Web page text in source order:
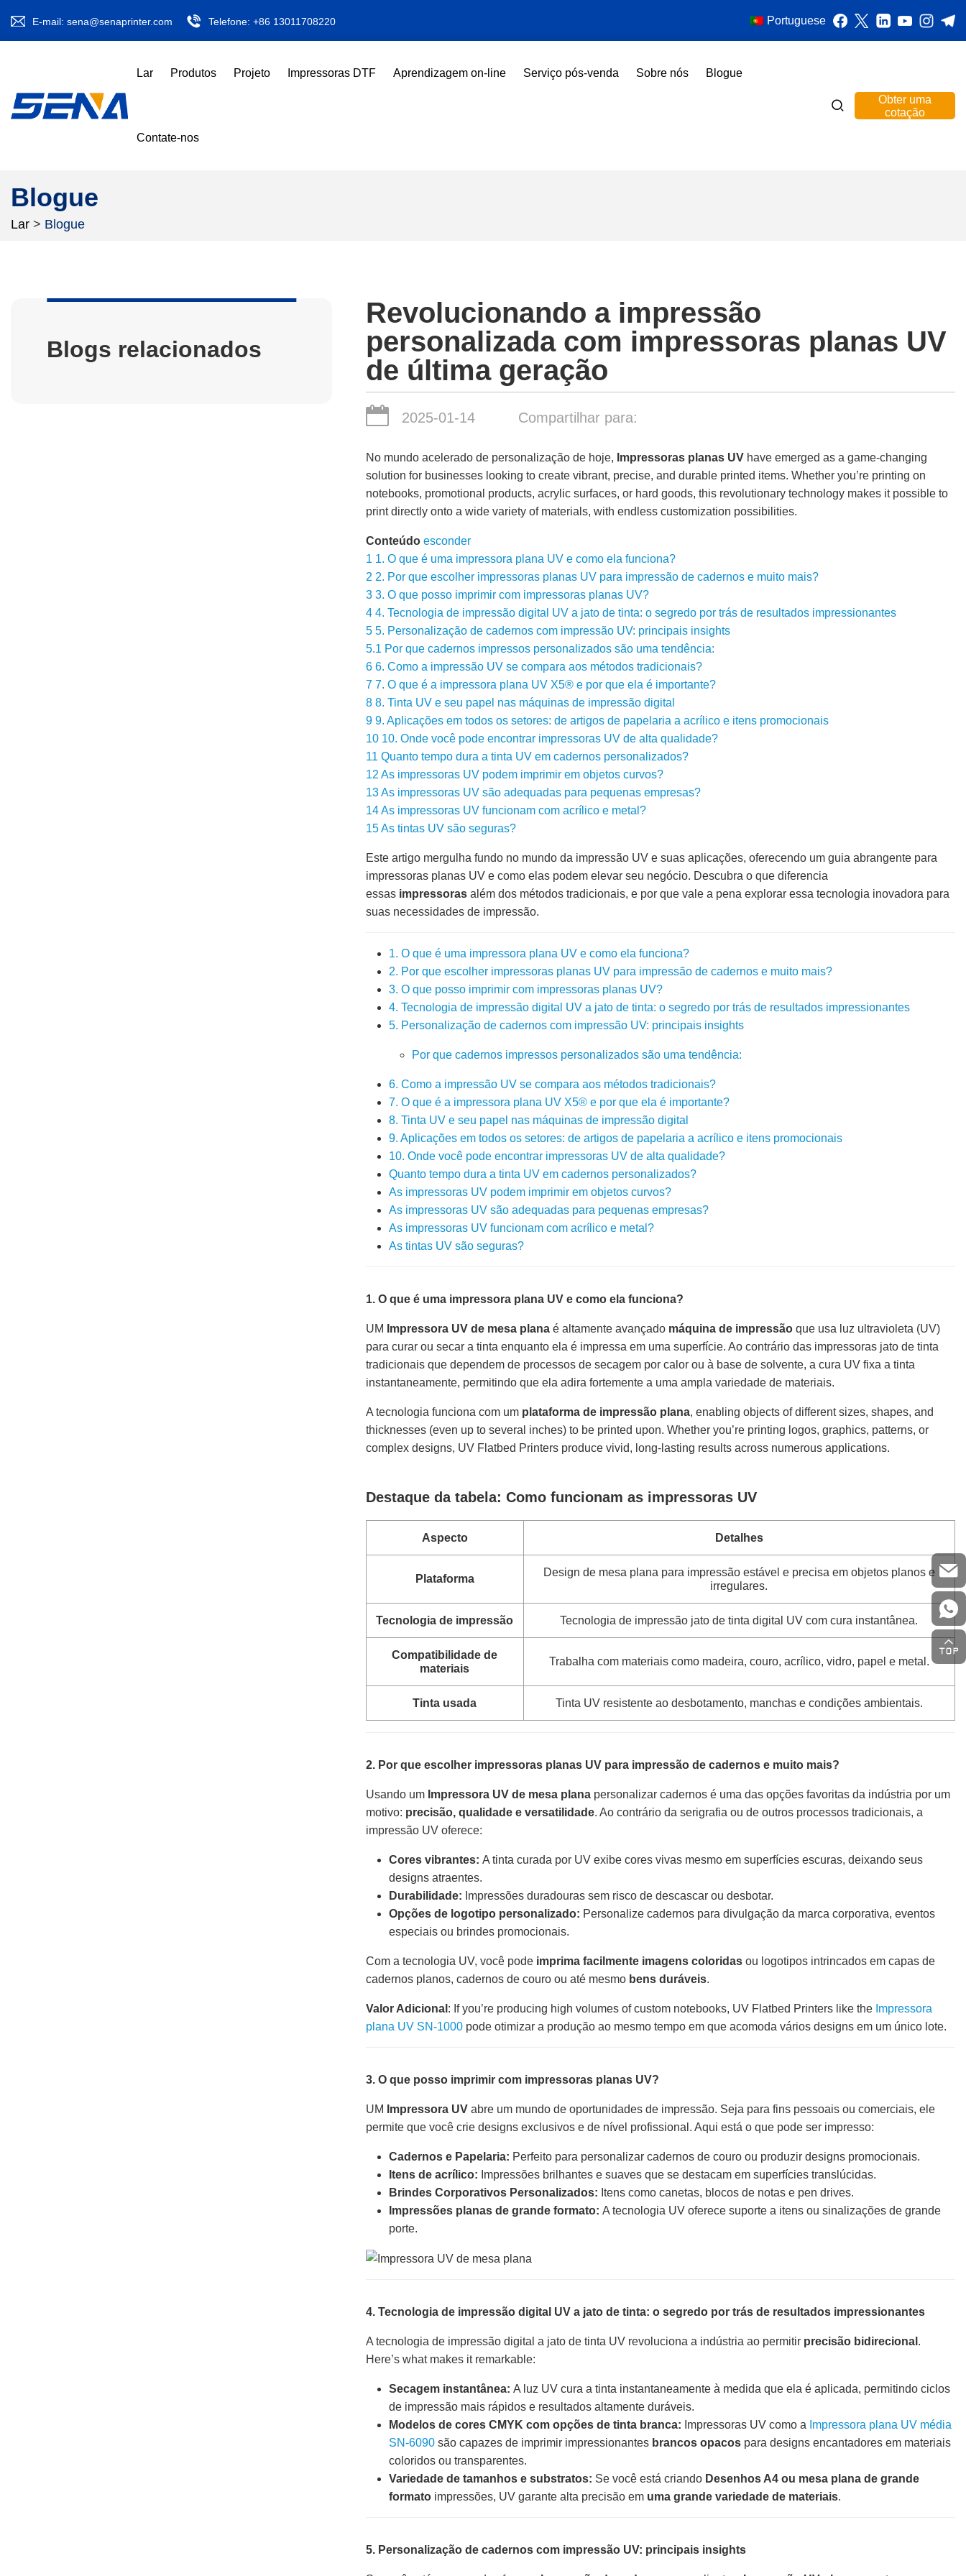
E-mail: sena@senaprinter.com Telefone: +86 13011708220 Portuguese
Lar Produtos Projeto Impressoras DTF Aprendizagem on-line Serviço pós-venda Sobre nós Blogue
Contate-nos
Obter uma
cotação
Blogue
Lar > Blogue
Blogs relacionados
Revolucionando a impressão
personalizada com impressoras planas UV
de última geração
2025-01-14 Compartilhar para:
No mundo acelerado de personalização de hoje, Impressoras planas UVhave emerged as a game-changing
solution for businesses looking to create vibrant, precise, and durable printed items. Whether you’re printing on
notebooks, promotional products, acrylic surfaces, or hard goods, this revolutionary technology makes it possible to
print directly onto a wide variety of materials, with endless customization possibilities.
Conteúdo esconder
1 1. O que é uma impressora plana UV e como ela funciona?
2 2. Por que escolher impressoras planas UV para impressão de cadernos e muito mais?
3 3. O que posso imprimir com impressoras planas UV?
4 4. Tecnologia de impressão digital UV a jato de tinta: o segredo por trás de resultados impressionantes
5 5. Personalização de cadernos com impressão UV: principais insights
5.1 Por que cadernos impressos personalizados são uma tendência:
6 6. Como a impressão UV se compara aos métodos tradicionais?
7 7. O que é a impressora plana UV X5® e por que ela é importante?
8 8. Tinta UV e seu papel nas máquinas de impressão digital
9 9. Aplicações em todos os setores: de artigos de papelaria a acrílico e itens promocionais
10 10. Onde você pode encontrar impressoras UV de alta qualidade?
11 Quanto tempo dura a tinta UV em cadernos personalizados?
12 As impressoras UV podem imprimir em objetos curvos?
13As impressoras UV são adequadas para pequenas empresas?
14As impressoras UV funcionam com acrílico e metal?
15As tintas UV são seguras?
Este artigo mergulha fundo no mundo da impressão UV e suas aplicações, oferecendo um guia abrangente para
impressoras planas UV e como elas podem elevar seu negócio. Descubra o que diferencia
essas impressorasalém dos métodos tradicionais, e por que vale a pena explorar essa tecnologia inovadora para
suas necessidades de impressão.
1. O que é uma impressora plana UV e como ela funciona?
2. Por que escolher impressoras planas UV para impressão de cadernos e muito mais?
3. O que posso imprimir com impressoras planas UV?
4. Tecnologia de impressão digital UV a jato de tinta: o segredo por trás de resultados impressionantes
5. Personalização de cadernos com impressão UV: principais insights
Por que cadernos impressos personalizados são uma tendência:
6. Como a impressão UV se compara aos métodos tradicionais?
7. O que é a impressora plana UV X5® e por que ela é importante?
8. Tinta UV e seu papel nas máquinas de impressão digital
9. Aplicações em todos os setores: de artigos de papelaria a acrílico e itens promocionais
10. Onde você pode encontrar impressoras UV de alta qualidade?
Quanto tempo dura a tinta UV em cadernos personalizados?
As impressoras UV podem imprimir em objetos curvos?
As impressoras UV são adequadas para pequenas empresas?
As impressoras UV funcionam com acrílico e metal?
As tintas UV são seguras?
1. O que é uma impressora plana UV e como ela funciona?
UM Impressora UV de mesa planaé altamente avançado máquina de impressãoque usa luz ultravioleta (UV)
para curar ou secar a tinta enquanto ela é impressa em uma superfície. Ao contrário das impressoras jato de tinta
tradicionais que dependem de processos de secagem por calor ou à base de solvente, a cura UV fixa a tinta
instantaneamente, permitindo que ela adira fortemente a uma ampla variedade de materiais.
A tecnologia funciona com um plataforma de impressão plana, enabling objects of different sizes, shapes, and
thicknesses (even up to several inches) to be printed upon. Whether you’re printing logos, graphics, patterns, or
complex designs, UV Flatbed Printers produce vivid, long-lasting results across numerous applications.
Destaque da tabela: Como funcionam as impressoras UV
Aspecto Detalhes
Plataforma
Design de mesa plana para impressão estável e precisa em objetos planos e
irregulares.
Tecnologia de impressão Tecnologia de impressão jato de tinta digital UV com cura instantânea.
Compatibilidade de
materiais
Trabalha com materiais como madeira, couro, acrílico, vidro, papel e metal.
Tinta usada Tinta UV resistente ao desbotamento, manchas e condições ambientais.
2. Por que escolher impressoras planas UV para impressão de cadernos e muito mais?
Usando um Impressora UV de mesa planapersonalizar cadernos é uma das opções favoritas da indústria por um
motivo: precisão, qualidade e versatilidade. Ao contrário da serigrafia ou de outros processos tradicionais, a
impressão UV oferece:
Cores vibrantes: A tinta curada por UV exibe cores vivas mesmo em superfícies escuras, deixando seus
designs atraentes.
Durabilidade: Impressões duradouras sem risco de descascar ou desbotar.
Opções de logotipo personalizado: Personalize cadernos para divulgação da marca corporativa, eventos
especiais ou brindes promocionais.
Com a tecnologia UV, você pode imprima facilmente imagens coloridasou logotipos intrincados em capas de
cadernos planos, cadernos de couro ou até mesmo bens duráveis.
Valor Adicional : If you’re producing high volumes of custom notebooks, UV Flatbed Printers like the Impressora
plana UV SN-1000pode otimizar a produção ao mesmo tempo em que acomoda vários designs em um único lote.
3. O que posso imprimir com impressoras planas UV?
UM Impressora UVabre um mundo de oportunidades de impressão. Seja para fins pessoais ou comerciais, ele
permite que você crie designs exclusivos e de nível profissional. Aqui está o que pode ser impresso:
Cadernos e Papelaria: Perfeito para personalizar cadernos de couro ou produzir designs promocionais.
Itens de acrílico: Impressões brilhantes e suaves que se destacam em superfícies translúcidas.
Brindes Corporativos Personalizados: Itens como canetas, blocos de notas e pen drives.
Impressões planas de grande formato: A tecnologia UV oferece suporte a itens ou sinalizações de grande
porte.
4. Tecnologia de impressão digital UV a jato de tinta: o segredo por trás de resultados impressionantes
A tecnologia de impressão digital a jato de tinta UV revoluciona a indústria ao permitir precisão bidirecional .
Here’s what makes it remarkable:
Secagem instantânea: A luz UV cura a tinta instantaneamente à medida que ela é aplicada, permitindo ciclos
de impressão mais rápidos e resultados altamente duráveis.
Modelos de cores CMYK com opções de tinta branca: Impressoras UV como a Impressora plana UV média
SN-6090são capazes de imprimir impressionantes brancos opacospara designs encantadores em materiais
coloridos ou transparentes.
Variedade de tamanhos e substratos: Se você está criando Desenhos A4 ou mesa plana de grande
formatoimpressões, UV garante alta precisão em uma grande variedade de materiais.
5. Personalização de cadernos com impressão UV: principais insights